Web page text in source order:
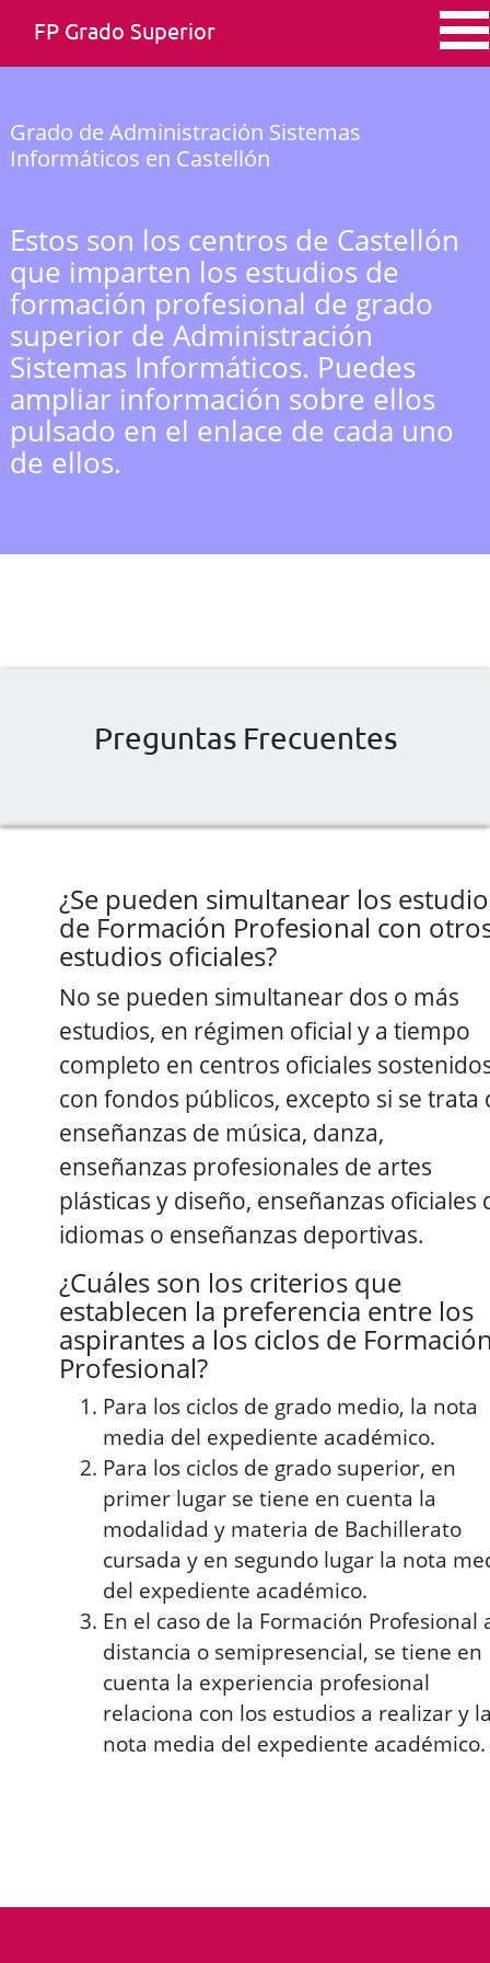
FP Grado Superior
Grado de Administración Sistemas
Informáticos en Castellón
Estos son los centros de Castellón
que imparten los estudios de
formación profesional de grado
superior de Administración
Sistemas Informáticos. Puedes
ampliar información sobre ellos
pulsado en el enlace de cada uno
de ellos.
Preguntas Frecuentes
¿Se pueden simultanear los
de Formación Profesional con
estudios oficiales?
No se pueden simultanear dos o más
estudios, en régimen oficial y a tiempo
completo en centros oficiales
con fondos públicos, excepto si se trata
enseñanzas de música, danza,
enseñanzas profesionales de artes
plásticas y diseño, enseñanzas oficiales
idiomas o enseñanzas deportivas.
¿Cuáles son los criterios que
establecen la preferencia entre los
aspirantes a los ciclos de
Profesional?
Para los ciclos de grado medio, la nota
media del expediente académico.
Para los ciclos de grado superior, en
primer lugar se tiene en cuenta la
modalidad y materia de Bachillerato
cursada y en segundo lugar la nota
del expediente académico.
En el caso de la Formación Profesional
distancia o semipresencial, se tiene en
cuenta la experiencia profesional
relaciona con los estudios a realizar y
nota media del expediente académico.